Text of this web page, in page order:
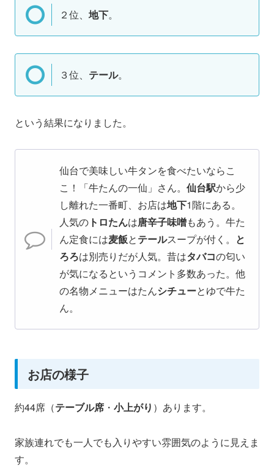
２位、 地下。
３位、 テール。
という結果になりました。
仙台で美味しい牛タンを食べたいならこ
こ！「牛たんの一仙」さん。 仙台駅から少
し離れた一番町、お店は地下1階にある。
人気の トロたんは唐辛子味噌もあう。牛た
ん定食には麦飯とテールスープが付く。 と
ろろは別売りだが人気。昔はタバコの匂い
が気になるというコメント多数あった。他
の名物メニューはたんシチューとゆで牛た
ん。
お店の様子
約44席（テーブル席 ・ 小上がり ）あります。
家族連れでも一人でも入りやすい雰囲気のように見えま
す。